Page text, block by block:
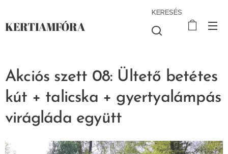
KERTIAMFÓRA
KERESÉS
Akciós szett 08: Ültető betétes
kút + talicska + gyertyalámpás
virágláda együtt